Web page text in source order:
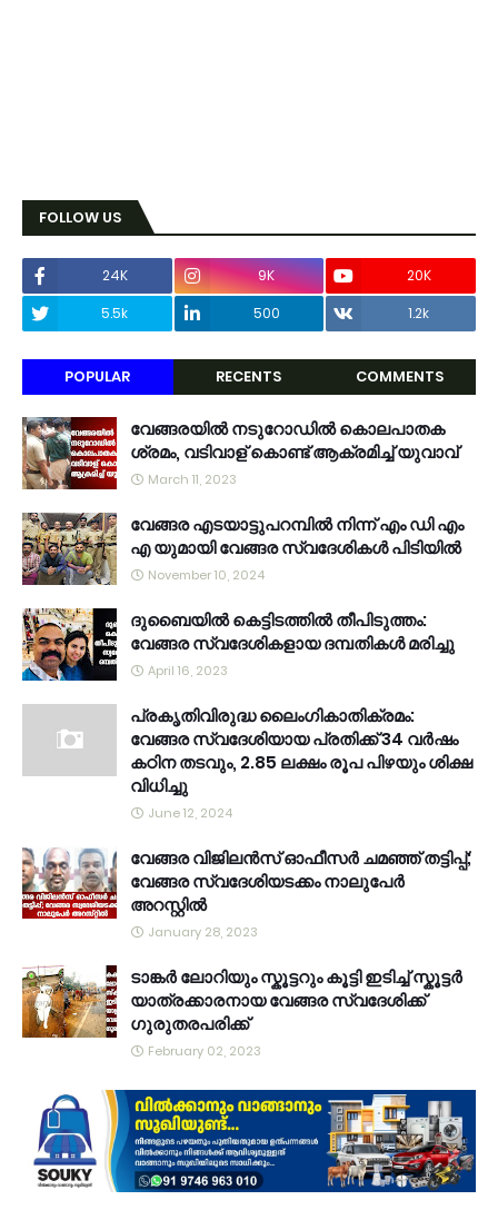
FOLLOW US
24K 9K
20K
5.5k
500 1.2k
POPULAR RECENTS COMMENTS
വേങ്ങരയിൽ നടുറോഡിൽ കൊലപാതക
ശ്രമം, വടിവാള് കൊണ്ട് ആക്രമിച്ച് യുവാവ്
March 11, 2023
വേങ്ങര എടയാട്ടുപറമ്പിൽ നിന്ന് എം ഡി എം
എ യുമായി വേങ്ങര സ്വദേശികൾ പിടിയിൽ
November 10, 2024
ദുബൈയിൽ കെട്ടിടത്തിൽ തീപിടുത്തം:
വേങ്ങര സ്വദേശികളായ ദമ്പതികൾ മരിച്ചു
April 16, 2023
പ്രകൃതിവിരുദ്ധ ലൈംഗികാതിക്രമം:
വേങ്ങര സ്വദേശിയായ പ്രതിക്ക് 34 വര്‍ഷം
കഠിന തടവും, 2.85 ലക്ഷം രൂപ പിഴയും ശിക്ഷ
വിധിച്ചു
June 12, 2024
വേങ്ങര വിജിലൻസ് ഓഫീസർ ചമഞ്ഞ് തട്ടിപ്പ്;
വേങ്ങര സ്വദേശിയടക്കം നാലുപേർ
അറസ്റ്റിൽ
January 28, 2023
ടാങ്കർ ലോറിയും സ്കൂട്ടറും കൂട്ടി ഇടിച്ച് സ്കൂട്ടർ
യാത്രക്കാരനായ വേങ്ങര സ്വദേശിക്ക്
ഗുരുതരപരിക്ക്
February 02, 2023